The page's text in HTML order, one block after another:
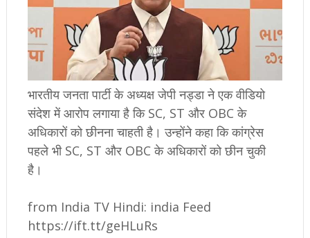
भारतीय जनता पार्टी के अध्यक्ष जेपी नड्डा ने एक वीडियो
संदेश में आरोप लगाया है कि SC, ST और OBC के
अधिकारों को छीनना चाहती है। उन्होंने कहा कि कांग्रेस
पहले भी SC, ST और OBC के अधिकारों को छीन चुकी
है।
from India TV Hindi: india Feed
https://ift.tt/geHLuRs